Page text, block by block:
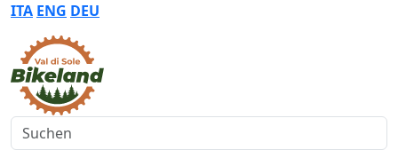
ITA ENG DEU
Suchen